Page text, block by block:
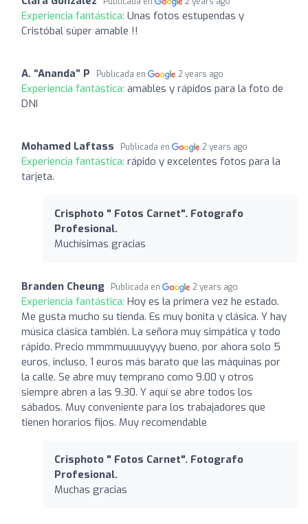
Experiencia fantástica: Unas fotos estupendas y
Cristóbal súper amable !!
A. “Ananda” P Publicada en 2 years ago
Experiencia fantástica: amables y rápidos para la foto de
DNI
Mohamed Laftass Publicada en 2 years ago
Experiencia fantástica: rápido y excelentes fotos para la
tarjeta.
Crisphoto " Fotos Carnet". Fotografo
Profesional.
Muchísimas gracias
Branden Cheung Publicada en 2 years ago
Experiencia fantástica: Hoy es la primera vez he estado.
Me gusta mucho su tienda. Es muy bonita y clásica. Y hay
música clásica también. La señora muy simpática y todo
rápido. Precio mmmmuuuuyyyy bueno, por ahora solo 5
euros, incluso, 1 euros más barato que las máquinas por
la calle. Se abre muy temprano como 9.00 y otros
siempre abren a las 9.30. Y aquí se abre todos los
sábados. Muy conveniente para los trabajadores que
tienen horarios fijos. Muy recomendable
Crisphoto " Fotos Carnet". Fotografo
Profesional.
Muchas gracias